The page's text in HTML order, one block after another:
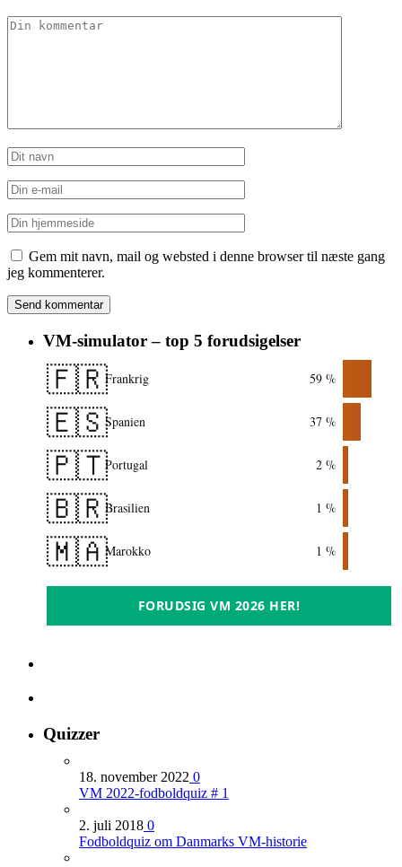
Gem mit navn, mail og websted i denne browser til næste gang
jeg kommenterer.
VM-simulator – top 5 forudsigelser
🇫🇷Frankrig 59 %
🇪🇸Spanien 37 %
🇵🇹Portugal 2 %
🇧🇷Brasilien 1 %
🇲🇦Marokko 1 %
FORUDSIG VM 2026 HER!
Quizzer
18. november 2022 0
VM 2022-fodboldquiz # 1
2. juli 2018 0
Fodboldquiz om Danmarks VM-historie